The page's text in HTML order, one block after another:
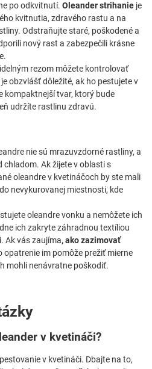
po odkvitnutí. Oleander strihanie je
kvitnutia, zdravého rastu a na
Odstraňujte staré, poškodené a
nový rast a zabezpečili krásne
rezom môžete kontrolovať
obzvlášť dôležité, ak ho pestujete v
kompaktnejší tvar, ktorý bude
udržíte rastlinu zdravú.
nie sú mrazuvzdorné rastliny, a
Ak žijete v oblasti s
oleandre v kvetináčoch by ste mali
nevykurovanej miestnosti, kde
oleandre vonku a nemôžete ich
ich zakryte záhradnou textíliou
Ak vás zaujíma, ako zazimovať
opatrenie im pomôže prežiť mierne
mohli nenávratne poškodiť.
v kvetináči?
v kvetináči. Dbajte na to,